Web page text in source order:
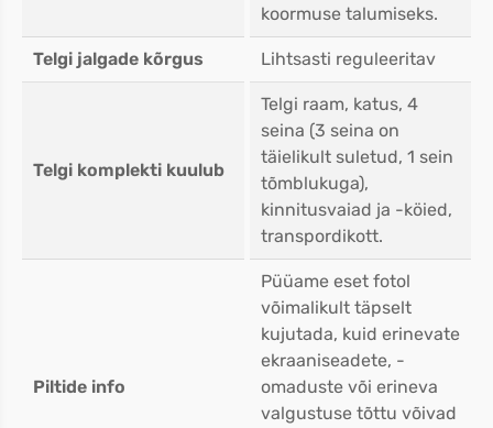
koormuse talumiseks.
Telgi jalgade kõrgus Lihtsasti reguleeritav
Telgi komplekti kuulub
Telgi raam, katus, 4
seina (3 seina on
täielikult suletud, 1 sein
tõmblukuga),
kinnitusvaiad ja -köied,
transpordikott.
Piltide info
Püüame eset fotol
võimalikult täpselt
kujutada, kuid erinevate
ekraaniseadete, -
omaduste või erineva
valgustuse tõttu võivad